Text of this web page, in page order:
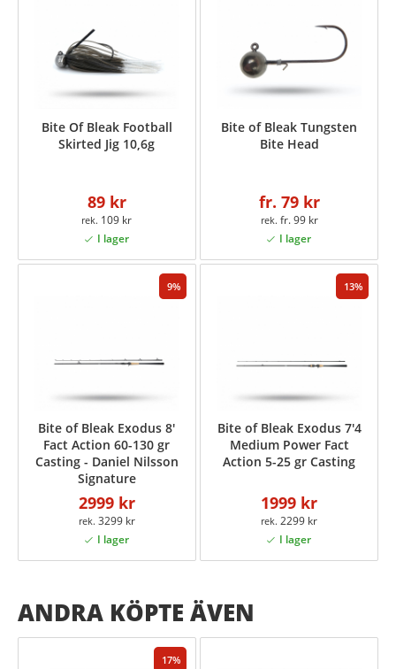
Bite Of Bleak Football
Skirted Jig 10,6g
89 kr
109 kr
Bite of Bleak Tungsten
Bite Head
fr. 79 kr
fr. 99 kr
9
Bite of Bleak Exodus 8'
Fact Action 60-130 gr
Casting - Daniel Nilsson
Signature
2999 kr
3299 kr
13
Bite of Bleak Exodus 7'4
Medium Power Fact
Action 5-25 gr Casting
1999 kr
2299 kr
ANDRA KÖPTE ÄVEN
17